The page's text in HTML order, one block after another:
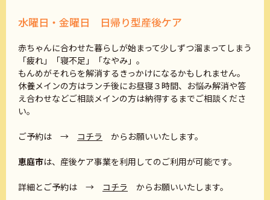
水曜日・金曜日 日帰り型産後ケア
赤ちゃんに合わせた暮らしが始まって少しずつ溜まってしまう
「疲れ」「寝不足」「なやみ」。
もんめがそれらを解消するきっかけになるかもしれません。
休養メインの方はランチ後にお昼寝３時間、お悩み解消や答
え合わせなどご相談メインの方は納得するまでご相談くださ
い。
ご予約は → コチラ からお願いいたします。
恵庭市は、産後ケア事業を利用してのご利用が可能です。
詳細とご予約は → コチラ からお願いいたします。